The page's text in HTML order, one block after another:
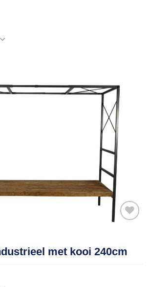
Toevoegen
aan
verlanglijst
met kooi 240cm